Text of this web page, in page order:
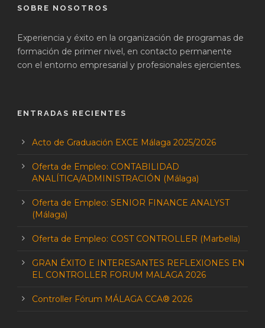
SOBRE NOSOTROS
Experiencia y éxito en la organización de programas de
formación de primer nivel, en contacto permanente
con el entorno empresarial y profesionales ejercientes.
ENTRADAS RECIENTES
Acto de Graduación EXCE Málaga 2025/2026
Oferta de Empleo: CONTABILIDAD
ANALÍTICA/ADMINISTRACIÓN (Málaga)
Oferta de Empleo: SENIOR FINANCE ANALYST
(Málaga)
Oferta de Empleo: COST CONTROLLER (Marbella)
GRAN ÉXITO E INTERESANTES REFLEXIONES EN
EL CONTROLLER FORUM MALAGA 2026
Controller Fórum MÁLAGA CCA® 2026